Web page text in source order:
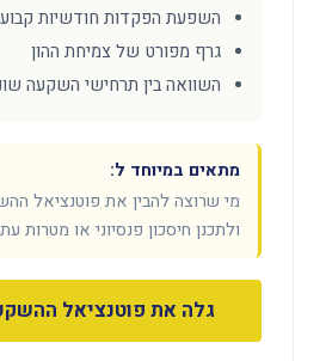
השפעת הפקדות חודשיות
גרף מפורט של צמיחת ההון
השוואה בין תרחישי השקעה
מתאים במיוחד ל:
מי שרוצה להבין את פוטנציאל
ולתכנן חיסכון פנסיוני או מטרות
גלה את פוטנציאל